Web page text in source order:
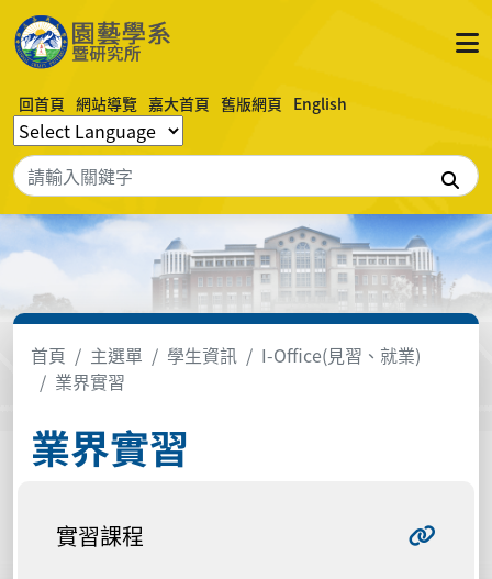
回首頁 網站導覽 嘉大首頁 舊版網頁 English
搜尋
首頁 主選單 學生資訊
I-Office(見習、就業)
業界實習
業界實習
實習課程